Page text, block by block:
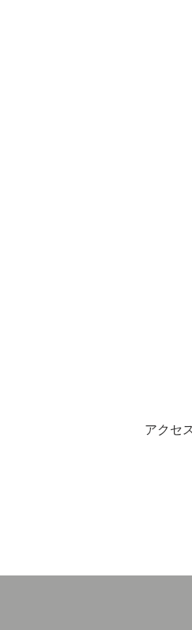
アクセ